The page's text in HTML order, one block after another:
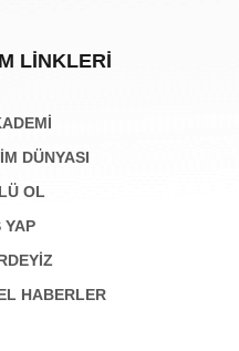
LINKLERI
DÜNYASI
OL
YAP
HABERLER